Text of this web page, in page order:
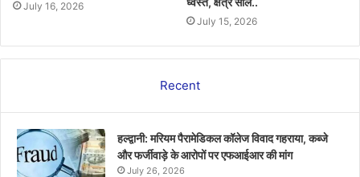
July 16, 2026
July 15, 2026
Recent
हल्द्वानी: मरियम पैरामेडिकल कॉलेज विवाद गहराया, कब्जे
और फर्जीवाड़े के आरोपों पर एफआईआर की मांग
July 26, 2026